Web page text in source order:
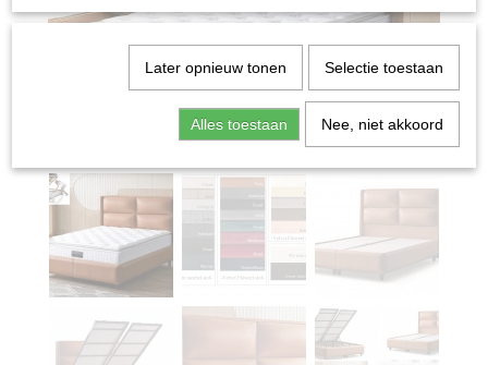
Later opnieuw tonen Selectie toestaan
Alles toestaan Nee, niet akkoord